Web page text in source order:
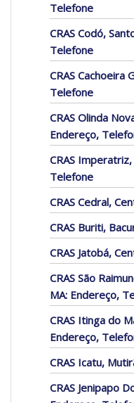
Telefone
CRAS Codó,
Telefone
CRAS Cachoeira
Telefone
CRAS Olinda
Endereço,
CRAS
Telefone
CRAS Cedral,
CRAS Buriti,
CRAS Jatobá,
CRAS São
MA: Endereço,
CRAS Itinga do
Endereço,
CRAS Icatu,
CRAS Jenipapo